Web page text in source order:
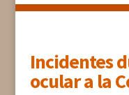
Incidentes
ocular a la